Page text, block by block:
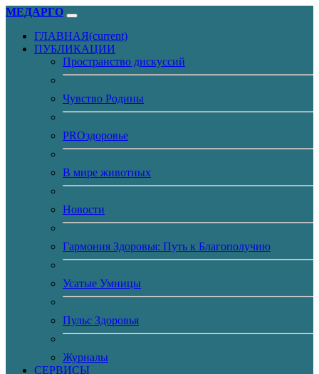
МЕДАРГО
ГЛАВНАЯ(current)
ПУБЛИКАЦИИ
Пространство дискуссий
Чувство Родины
PROздоровье
В мире животных
Новости
Гармония Здоровья: Путь к Благополучию
Усатые Умницы
Пульс Здоровья
Журналы
CЕРВИСЫ